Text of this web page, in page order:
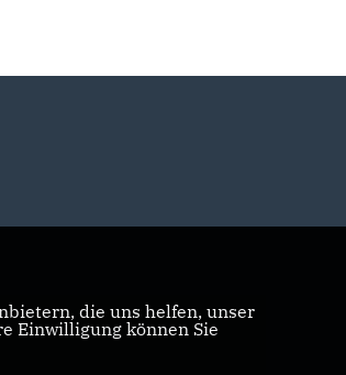
die uns helfen, unser
Einwilligung können Sie